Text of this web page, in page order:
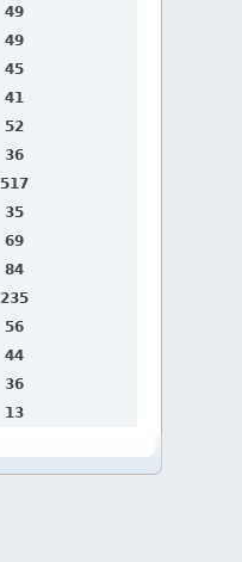
49
49
45
41
52
36
517
35
69
84
235
56
44
36
13